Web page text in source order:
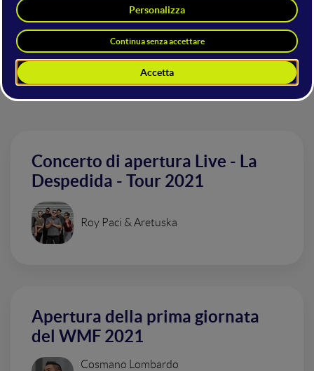
Altri interventi nella sala
Mainstage
Concerto di apertura Live - La
Despedida - Tour 2021
Roy Paci & Aretuska
Apertura della prima giornata
del WMF 2021
Cosmano Lombardo